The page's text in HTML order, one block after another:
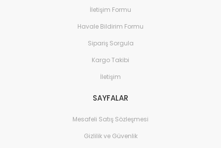
İletişim Formu
Havale Bildirim Formu
Sipariş Sorgula
Kargo Takibi
İletişim
SAYFALAR
Mesafeli Satış Sözleşmesi
Gizlilik ve Güvenlik